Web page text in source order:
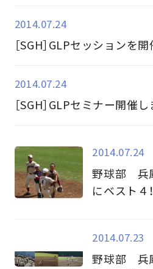
2014.07.24
［SGH］GLPセッションを
2014.07.24
［SGH］GLPセミナー開催し
2014.07.24
野球部 兵
にベスト４
2014.07.23
野球部 兵